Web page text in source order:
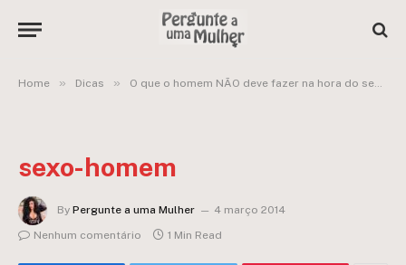
Home » Dicas » O que o homem NÃO deve fazer na hora do sexo
sexo-homem
By Pergunte a uma Mulher
4 março 2014
Nenhum comentário
1 Min Read